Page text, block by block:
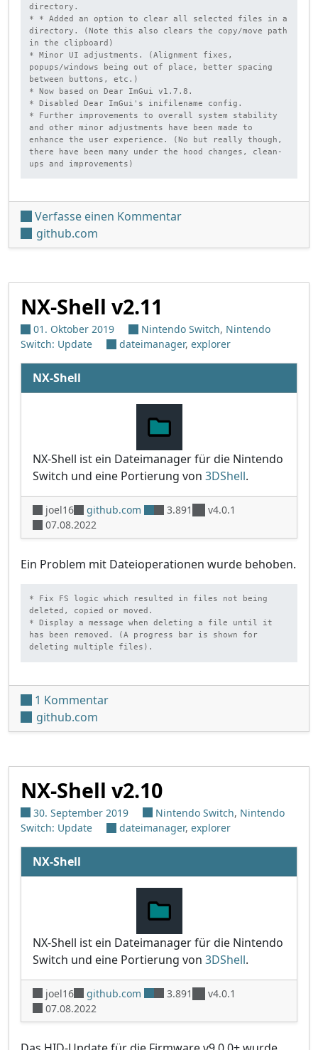
directory.
* * Added an option to clear all selected files in a
directory. (Note this also clears the copy/move path
in the clipboard)
* Minor UI adjustments. (Alignment fixes,
popups/windows being out of place, better spacing
between buttons, etc.)
* Now based on Dear ImGui v1.7.8.
* Disabled Dear ImGui's inifilename config.
* Further improvements to overall system stability
and other minor adjustments have been made to
enhance the user experience. (No but really though,
there have been many under the hood changes, clean-
ups and improvements)
Verfasse einen Kommentarunter 'NX-Shell v3.10'
github.com
NX-Shell v2.11
01. Oktober 2019 Nintendo Switch, Nintendo
Switch: Update
dateimanager, explorer
NX-Shell
NX-Shell ist ein Dateimanager für die Nintendo
Switch und eine Portierung von 3DShell.
joel16 github.com 3.891
v4.0.1
07.08.2022
Ein Problem mit Dateioperationen wurde behoben.
* Fix FS logic which resulted in files not being
deleted, copied or moved.
* Display a message when deleting a file until it
has been removed. (A progress bar is shown for
deleting multiple files).
1 Kommentarzu NX-Shell v2.11
github.com
NX-Shell v2.10
30. September 2019 Nintendo Switch, Nintendo
Switch: Update
dateimanager, explorer
NX-Shell
NX-Shell ist ein Dateimanager für die Nintendo
Switch und eine Portierung von 3DShell.
joel16 github.com 3.891
v4.0.1
07.08.2022